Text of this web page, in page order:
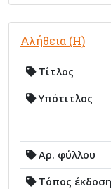
Αλήθεια (Η)
Τίτλος
Υπότιτλος
Αρ. φύλλου
Τόπος